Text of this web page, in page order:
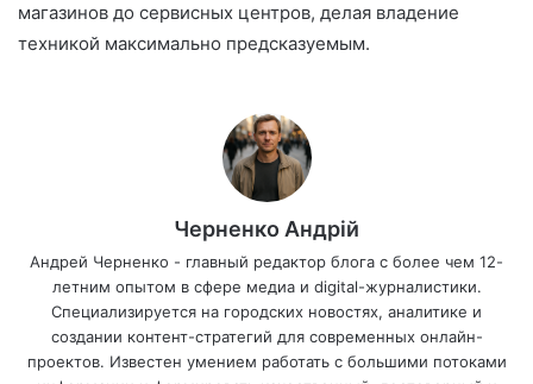
магазинов до сервисных центров, делая владение
техникой максимально предсказуемым.
Черненко Андрій
Андрей Черненко - главный редактор блога с более чем 12-
летним опытом в сфере медиа и digital-журналистики.
Специализируется на городских новостях, аналитике и
создании контент-стратегий для современных онлайн-
проектов. Известен умением работать с большими потоками